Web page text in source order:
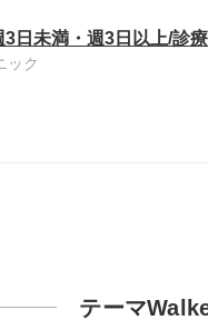
日未満・週3日以上/診
ック
テーマ